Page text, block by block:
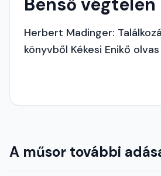
Herbert Madinger:
könyvből Kékesi Enikő
A műsor további